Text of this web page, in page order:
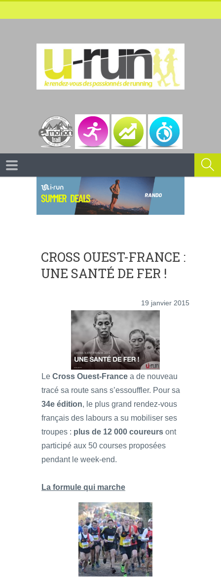
CROSS OUEST-FRANCE :
UNE SANTÉ DE FER !
19 janvier 2015
Le Cross Ouest-France a de nouveau
tracé sa route sans s’essouffler. Pour sa
34e édition, le plus grand rendez-vous
français des labours a su mobiliser ses
troupes : plus de 12 000 coureurs ont
participé aux 50 courses proposées
pendant le week-end.
La formule qui marche